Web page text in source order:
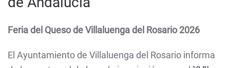
Feria del Queso de Villaluenga del Rosario 2026
El Ayuntamiento de Villaluenga del Rosario informa